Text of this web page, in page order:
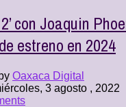
2’ con Joaquin
estreno en 2024
Oaxaca Digital
3 agosto , 2022